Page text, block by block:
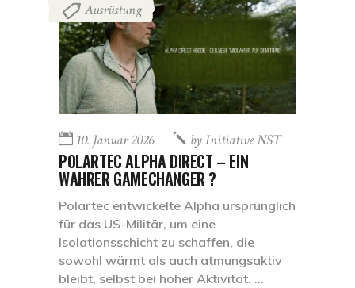
Ausrüstung
10. Januar 2026 byInitiative NST
POLARTEC ALPHA DIRECT – EIN
WAHRER GAMECHANGER ?
Polartec entwickelte Alpha ursprünglich
für das US-Militär, um eine
Isolationsschicht zu schaffen, die
sowohl wärmt als auch atmungsaktiv
bleibt, selbst bei hoher Aktivität.